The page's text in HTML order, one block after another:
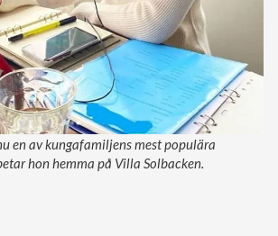
en av kungafamiljens mest populära
hon hemma på Villa Solbacken.